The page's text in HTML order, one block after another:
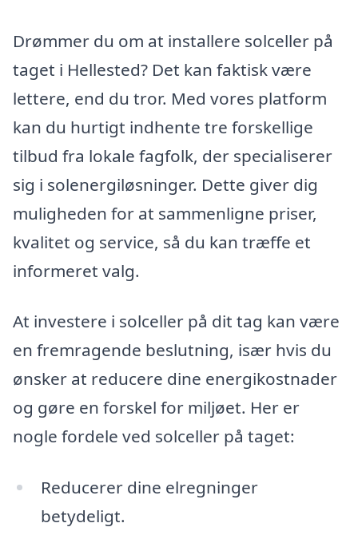
Drømmer du om at installere solceller på
taget i Hellested? Det kan faktisk være
lettere, end du tror. Med vores platform
kan du hurtigt indhente tre forskellige
tilbud fra lokale fagfolk, der specialiserer
sig i solenergiløsninger. Dette giver dig
muligheden for at sammenligne priser,
kvalitet og service, så du kan træffe et
informeret valg.
At investere i solceller på dit tag kan være
en fremragende beslutning, især hvis du
ønsker at reducere dine energikostnader
og gøre en forskel for miljøet. Her er
nogle fordele ved solceller på taget:
Reducerer dine elregninger
betydeligt.